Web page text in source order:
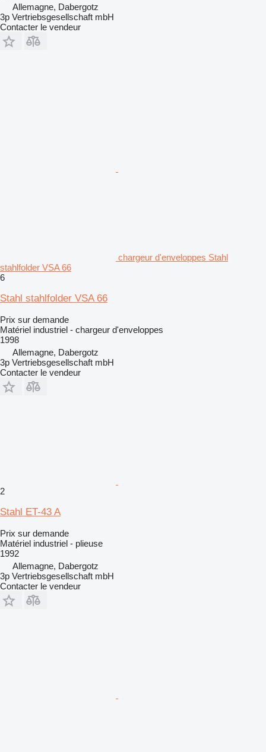
Allemagne, Dabergotz
3p Vertriebsgesellschaft mbH
Contacter le vendeur
chargeur d'enveloppes Stahl
stahlfolder VSA 66
6
Stahl stahlfolder VSA 66
Prix sur demande
Matériel industriel - chargeur d'enveloppes
1998
Allemagne, Dabergotz
3p Vertriebsgesellschaft mbH
Contacter le vendeur
2
Stahl ET-43 A
Prix sur demande
Matériel industriel - plieuse
1992
Allemagne, Dabergotz
3p Vertriebsgesellschaft mbH
Contacter le vendeur